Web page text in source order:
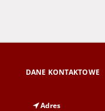
DANE KONTAKTOWE
Adres